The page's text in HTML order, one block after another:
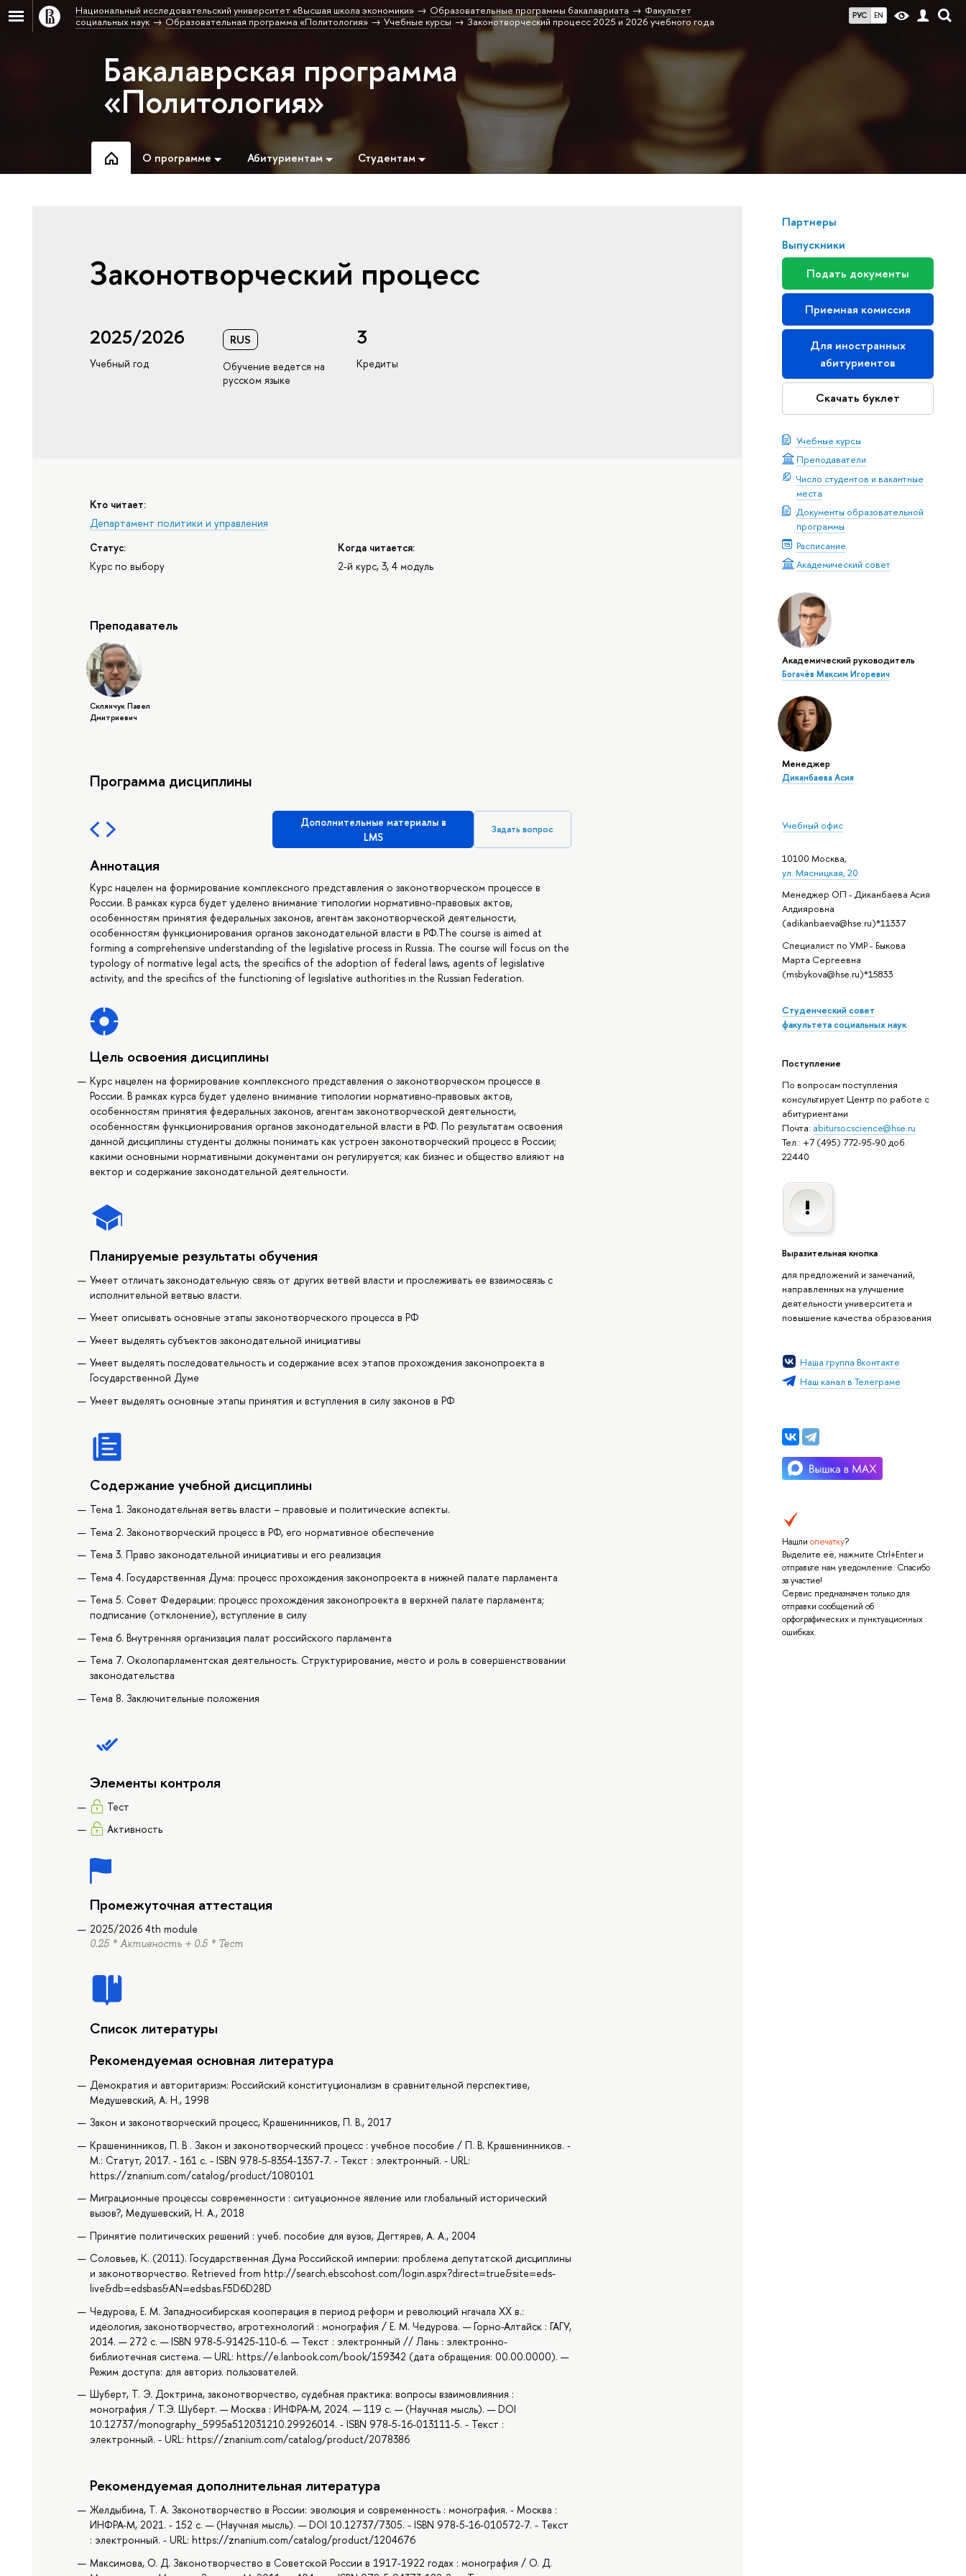
РУС EN
Национальный исследовательский университет «Высшая школа экономики» Образовательные программы бакалавриата
Факультет
социальных наук
Образовательная программа «Политология» Учебные курсы Законотворческий процесс 2025 и 2026 учебного года
Бакалаврская программа
«Политология»
О программе Абитуриентам Студентам
Партнеры
Выпускники
Подать документы
Приемная комиссия
Для иностранных
абитуриентов
Скачать буклет
Учебные курсы
Преподаватели
Число студентов и вакантные
места
Документы образовательной
программы
Расписание
Академический совет
Академический руководитель
Богачёв Максим Игоревич
Менеджер
Диканбаева Асия
Учебный офис
10100 Москва,
ул. Мясницкая, 20
Менеджер ОП - Диканбаева Асия
Алдияровна
(adikanbaeva@hse.ru)*11337
Специалист по УМР - Быкова
Марта Сергеевна
(msbykova@hse.ru)*15833
Студенческий совет
факультета социальных наук
Поступление
По вопросам поступления
консультирует Центр по работе с
абитуриентами
Почта: abitursocscience@hse.ru
Тел.: +7 (495) 772-95-90 доб.
22440
Выразительная кнопка
для предложений и замечаний,
направленных на улучшение
деятельности университета и
повышение качества образования
Наша группа Вконтакте
Наш канал в Телеграме
Нашли опечатку?
Выделите её, нажмите Ctrl+Enter и
отправьте нам уведомление. Спасибо
за участие!
Сервис предназначен только для
отправки сообщений об
орфографических и пунктуационных
ошибках.
Законотворческий процесс
2025/2026
Учебный год
RUS
Обучение ведется на
русском языке
3
Кредиты
Кто читает:
Департамент политики и управления
Статус:
Курс по выбору
Когда читается:
2-й курс, 3, 4 модуль
Преподаватель
Склянчук Павел
Дмитриевич
Программа дисциплины
Дополнительные материалы в
LMS
Задать вопрос
Аннотация
Курс нацелен на формирование комплексного представления о законотворческом процессе в
России. В рамках курса будет уделено внимание типологии нормативно-правовых актов,
особенностям принятия федеральных законов, агентам законотворческой деятельности,
особенностям функционирования органов законодательной власти в РФ.The course is aimed at
forming a comprehensive understanding of the legislative process in Russia. The course will focus on the
typology of normative legal acts, the specifics of the adoption of federal laws, agents of legislative
activity, and the specifics of the functioning of legislative authorities in the Russian Federation.
Цель освоения дисциплины
Курс нацелен на формирование комплексного представления о законотворческом процессе в
России. В рамках курса будет уделено внимание типологии нормативно-правовых актов,
особенностям принятия федеральных законов, агентам законотворческой деятельности,
особенностям функционирования органов законодательной власти в РФ. По результатам освоения
данной дисциплины студенты должны понимать как устроен законотворческий процесс в России;
какими основными нормативными документами он регулируется; как бизнес и общество влияют на
вектор и содержание законодательной деятельности.
Планируемые результаты обучения
Умеет отличать законодательную связь от других ветвей власти и прослеживать ее взаимосвязь с
исполнительной ветвью власти.
Умеет описывать основные этапы законотворческого процесса в РФ
Умеет выделять субъектов законодательной инициативы
Умеет выделять последовательность и содержание всех этапов прохождения законопроекта в
Государственной Думе
Умеет выделять основные этапы принятия и вступления в силу законов в РФ
Содержание учебной дисциплины
Тема 1. Законодательная ветвь власти – правовые и политические аспекты.
Тема 2. Законотворческий процесс в РФ, его нормативное обеспечение
Тема 3. Право законодательной инициативы и его реализация
Тема 4. Государственная Дума: процесс прохождения законопроекта в нижней палате парламента
Тема 5. Совет Федерации: процесс прохождения законопроекта в верхней палате парламента;
подписание (отклонение), вступление в силу
Тема 6. Внутренняя организация палат российского парламента
Тема 7. Околопарламентская деятельность. Структурирование, место и роль в совершенствовании
законодательства
Тема 8. Заключительные положения
Элементы контроля
Тест
Активность
Промежуточная аттестация
2025/2026 4th module
0.25 * Активность + 0.5 * Тест
Список литературы
Рекомендуемая основная литература
Демократия и авторитаризм: Российский конституционализм в сравнительной перспективе,
Медушевский, А. Н., 1998
Закон и законотворческий процесс, Крашенинников, П. В., 2017
Крашенинников, П. В . Закон и законотворческий процесс : учебное пособие / П. В. Крашенинников. -
М.: Статут, 2017. - 161 с. - ISBN 978-5-8354-1357-7. - Текст : электронный. - URL:
https://znanium.com/catalog/product/1080101
Миграционные процессы современности : ситуационное явление или глобальный исторический
вызов?, Медушевский, Н. А., 2018
Принятие политических решений : учеб. пособие для вузов, Дегтярев, А. А., 2004
Соловьев, К. (2011). Государственная Дума Российской империи: проблема депутатской дисциплины
и законотворчество. Retrieved from http://search.ebscohost.com/login.aspx?direct=true&site=eds-
live&db=edsbas&AN=edsbas.F5D6D28D
Чедурова, Е. М. Западносибирская кооперация в период реформ и революций нгачала ХХ в.:
идеология, законотворчество, агротехнологий : монография / Е. М. Чедурова. — Горно-Алтайск : ГАГУ,
2014. — 272 с. — ISBN 978-5-91425-110-6. — Текст : электронный // Лань : электронно-
библиотечная система. — URL: https://e.lanbook.com/book/159342 (дата обращения: 00.00.0000). —
Режим доступа: для авториз. пользователей.
Шуберт, Т. Э. Доктрина, законотворчество, судебная практика: вопросы взаимовлияния :
монография / Т.Э. Шуберт. — Москва : ИНФРА-М, 2024. — 119 с. — (Научная мысль). — DOI
10.12737/monography_5995a512031210.29926014. - ISBN 978-5-16-013111-5. - Текст :
электронный. - URL: https://znanium.com/catalog/product/2078386
Рекомендуемая дополнительная литература
Желдыбина, Т. А. Законотворчество в России: эволюция и современность : монография. - Москва :
ИНФРА-М, 2021. - 152 с. — (Научная мысль). — DOI 10.12737/7305. - ISBN 978-5-16-010572-7. - Текст
: электронный. - URL: https://znanium.com/catalog/product/1204676
Максимова, О. Д. Законотворчество в Советской России в 1917-1922 годах : монография / О. Д.